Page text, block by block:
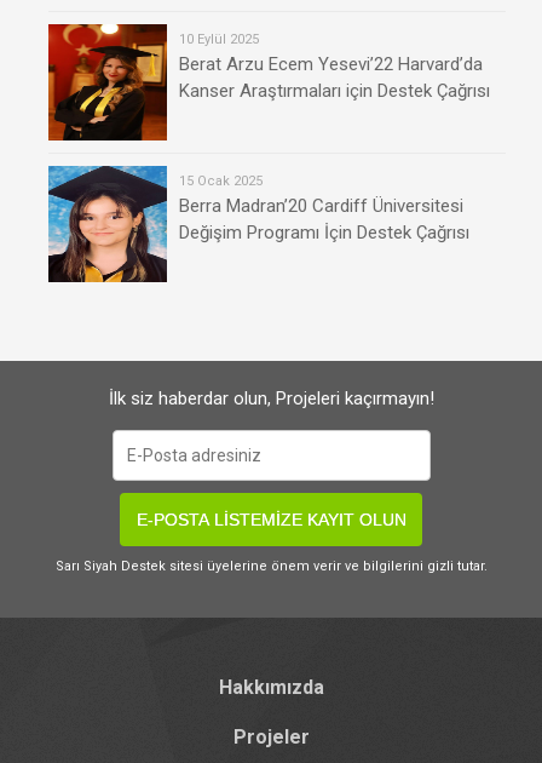
10 Eylül 2025
Berat Arzu Ecem Yesevi’22 Harvard’da
Kanser Araştırmaları için Destek Çağrısı
15 Ocak 2025
Berra Madran’20 Cardiff Üniversitesi
Değişim Programı İçin Destek Çağrısı
İlk siz haberdar olun, Projeleri kaçırmayın!
E-POSTA LİSTEMİZE KAYIT OLUN
Sarı Siyah Destek sitesi üyelerine önem verir ve bilgilerini gizli tutar.
Hakkımızda
Projeler